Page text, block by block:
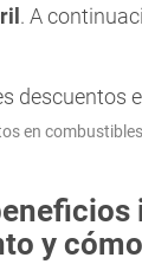
. A
en combustibles
y